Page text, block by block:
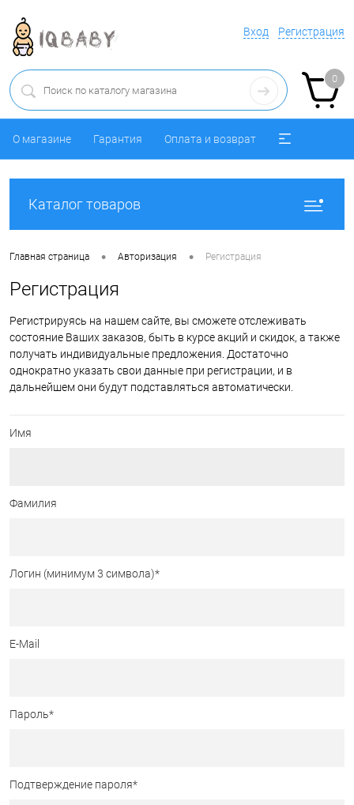
Вход Регистрация
0
О магазине Гарантия Оплата и возврат
Каталог товаров
Главная страница • Авторизация • Регистрация
Регистрация
Регистрируясь на нашем сайте, вы сможете отслеживать
состояние Ваших заказов, быть в курсе акций и скидок, а также
получать индивидуальные предложения. Достаточно
однократно указать свои данные при регистрации, и в
дальнейшем они будут подставляться автоматически.
Имя
Фамилия
Логин (минимум 3 символа)*
E-Mail
Пароль*
Подтверждение пароля*